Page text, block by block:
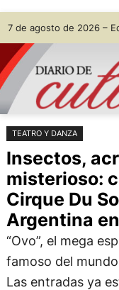
Saltar
al
contenido
Skip
to
content
7 de agosto de 2026 –
TEATRO Y DANZA
Insectos,
misterioso:
Cirque Du
Argentina
“Ovo”, el mega
famoso del
Las entradas ya